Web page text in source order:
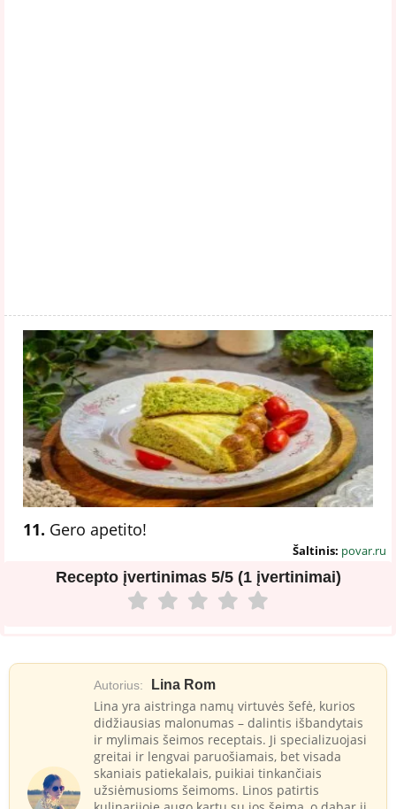
11. Gero apetito!
Šaltinis: povar.ru
Recepto įvertinimas 5/5 (1 įvertinimai)
Autorius: Lina Rom
Lina yra aistringa namų virtuvės šefė, kurios
didžiausias malonumas – dalintis išbandytais
ir mylimais šeimos receptais. Ji specializuojasi
greitai ir lengvai paruošiamais, bet visada
skaniais patiekalais, puikiai tinkančiais
užsiėmusioms šeimoms. Linos patirtis